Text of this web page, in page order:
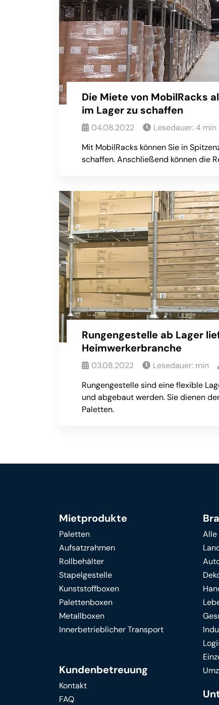
Die Miete von MobilRacks
im Lager zu schaffen
04.08.2022 Lesedauer:4 min
Mit MobilRacks können Sie in
schaffen. Anschließend können die
Rungengestelle ab Lager
Heimwerkerbranche
03.08.2022 Lesedauer: min
Rungengestelle sind eine flexible
und abgebaut werden. Sie dienen
Paletten.
Mietprodukte
Paletten
Aufsatzrahmen
Rollbehälter
Stapelgestelle
Kunststoffboxen
Palettenboxen
Metallboxen
Innerbetrieblicher Transport
Kundenbetreuung
Kontakt
FAQ
Alle